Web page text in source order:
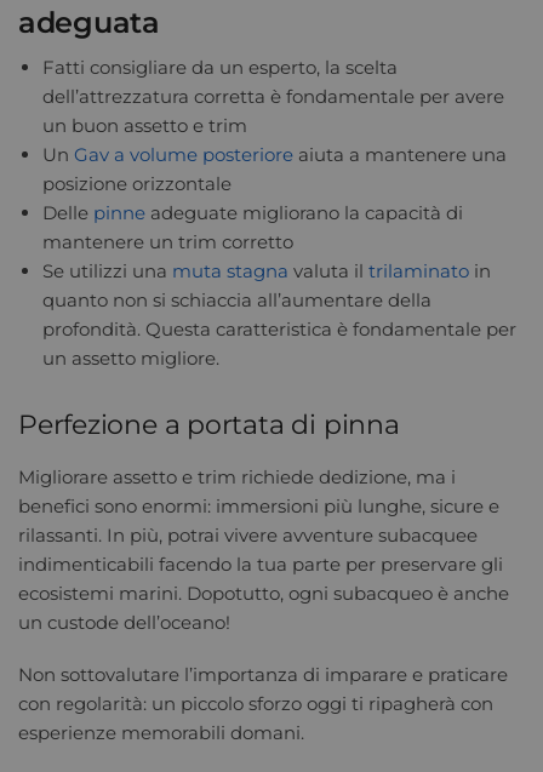
adeguata
Fatti consigliare da un esperto, la scelta
dell’attrezzatura corretta è fondamentale per avere
un buon assetto e trim
Un Gav a volume posteriore aiuta a mantenere una
posizione orizzontale
Delle pinne adeguate migliorano la capacità di
mantenere un trim corretto
Se utilizzi una muta stagna valuta il trilaminato in
quanto non si schiaccia all’aumentare della
profondità. Questa caratteristica è fondamentale per
un assetto migliore.
Perfezione a portata di pinna
Migliorare assetto e trim richiede dedizione, ma i
benefici sono enormi: immersioni più lunghe, sicure e
rilassanti. In più, potrai vivere avventure subacquee
indimenticabili facendo la tua parte per preservare gli
ecosistemi marini. Dopotutto, ogni subacqueo è anche
un custode dell’oceano!
Non sottovalutare l’importanza di imparare e praticare
con regolarità: un piccolo sforzo oggi ti ripagherà con
esperienze memorabili domani.